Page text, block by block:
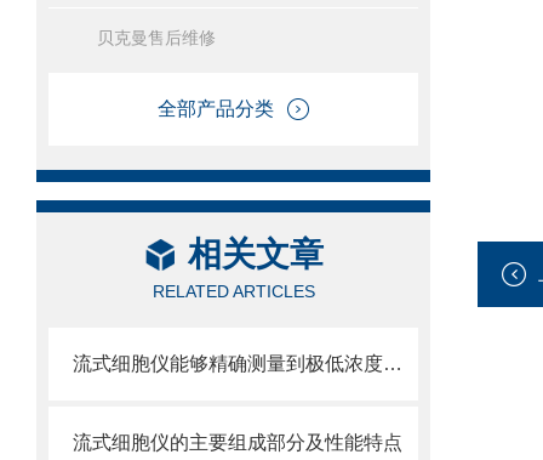
贝克曼售后维修
全部产品分类
相关文章
RELATED ARTICLES
流式细胞仪能够精确测量到极低浓度的标记物
流式细胞仪的主要组成部分及性能特点